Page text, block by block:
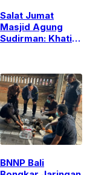
Salat Jumat
Masjid Agung
Sudirman: Khatib
Ketelusan Nabi
dan Perkuat
Silaturahim
Langsung di Era
Digital
BNNP Bali